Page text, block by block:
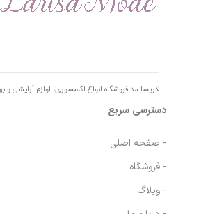
لاریسا مد فروشگاه انواع اکسسوری، لوازم آرایشی و
دسترسی سریع
- صفحه اصلی
- فروشگاه
- وبلاگ